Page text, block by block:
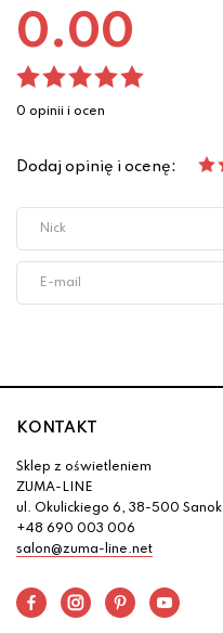
0.00
0 opinii i ocen
Dodaj opinię i ocenę:
KONTAKT
Sklep z oświetleniem
ZUMA-LINE
ul. Okulickiego 6, 38-500 Sanok
+48 690 003 006
salon@zuma-line.net